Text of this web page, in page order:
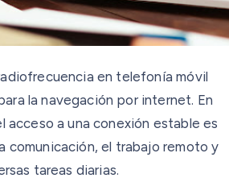
en telefonía móvil
la navegación por internet. En
acceso a una conexión estable es
comunicación, el trabajo remoto y
tareas diarias.